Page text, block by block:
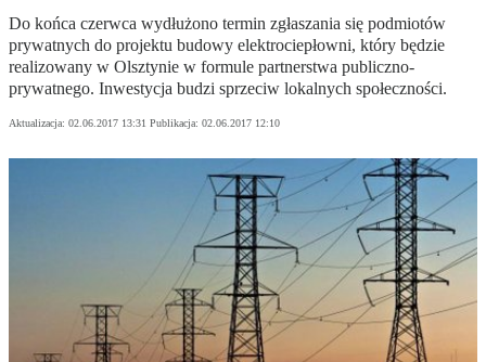
Do końca czerwca wydłużono termin zgłaszania się podmiotów
prywatnych do projektu budowy elektrociepłowni, który będzie
realizowany w Olsztynie w formule partnerstwa publiczno-
prywatnego. Inwestycja budzi sprzeciw lokalnych społeczności.
Aktualizacja: 02.06.2017 13:31 Publikacja: 02.06.2017 12:10